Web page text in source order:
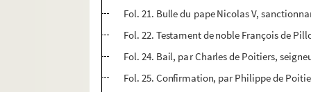
Fol. 21. Bulle du pape Nicolas V,
Fol. 22. Testament de noble François de
Fol. 24. Bail, par Charles de Poitiers,
Fol. 25. Confirmation, par Philippe de